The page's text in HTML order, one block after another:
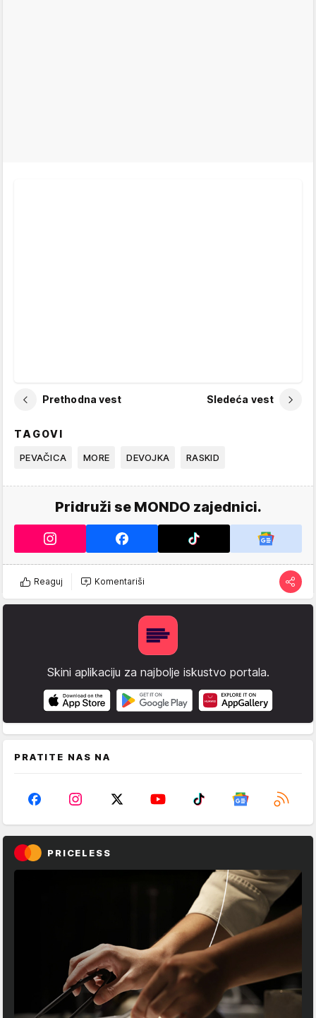
Prethodna vest Sledeća vest
TAGOVI
PEVAČICA MORE DEVOJKA RASKID
Pridruži se MONDO zajednici.
Reaguj Komentariši
Skini aplikaciju za najbolje iskustvo portala.
PRATITE NAS NA
PRICELESS